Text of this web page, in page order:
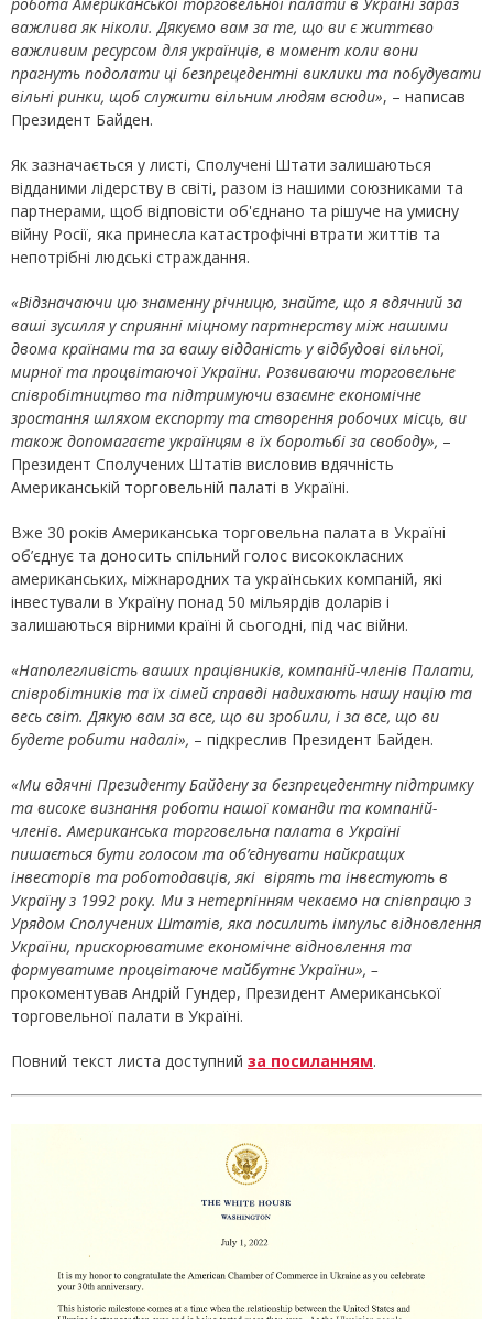
робота Американської торговельної палати в Україні зараз
важлива як ніколи. Дякуємо вам за те, що ви є життєво
важливим ресурсом для українців, в момент коли вони
прагнуть подолати ці безпрецедентні виклики та побудувати
вільні ринки, щоб служити вільним людям всюди», – написав
Президент Байден.
Як зазначається у листі, Сполучені Штати залишаються
відданими лідерству в світі, разом із нашими союзниками та
партнерами, щоб відповісти об'єднано та рішуче на умисну
війну Росії, яка принесла катастрофічні втрати життів та
непотрібні людські страждання.
«Відзначаючи цю знаменну річницю, знайте, що я вдячний за
ваші зусилля у сприянні міцному партнерству між нашими
двома країнами та за вашу відданість у відбудові вільної,
мирної та процвітаючої України. Розвиваючи торговельне
співробітництво та підтримуючи взаємне економічне
зростання шляхом експорту та створення робочих місць, ви
також допомагаєте українцям в їх боротьбі за свободу», –
Президент Сполучених Штатів висловив вдячність
Американській торговельній палаті в Україні.
Вже 30 років Американська торговельна палата в Україні
об’єднує та доносить спільний голос висококласних
американських, міжнародних та українських компаній, які
інвестували в Україну понад 50 мільярдів доларів і
залишаються вірними країні й сьогодні, під час війни.
«Наполегливість ваших працівників, компаній-членів Палати,
співробітників та їх сімей справді надихають нашу націю та
весь світ. Дякую вам за все, що ви зробили, і за все, що ви
будете робити надалі», – підкреслив Президент Байден.
«Ми вдячні Президенту Байдену за безпрецедентну підтримку
та високе визнання роботи нашої команди та компаній-
членів. Американська торговельна палата в Україні
пишається бути голосом та об’єднувати найкращих
інвесторів та роботодавців, які вірять та інвестують в
Україну з 1992 року. Ми з нетерпінням чекаємо на співпрацю з
Урядом Сполучених Штатів, яка посилить імпульс відновлення
України, прискорюватиме економічне відновлення та
формуватиме процвітаюче майбутнє України», –
прокоментував Андрій Гундер, Президент Американської
торговельної палати в Україні.
Повний текст листа доступний за посиланням.